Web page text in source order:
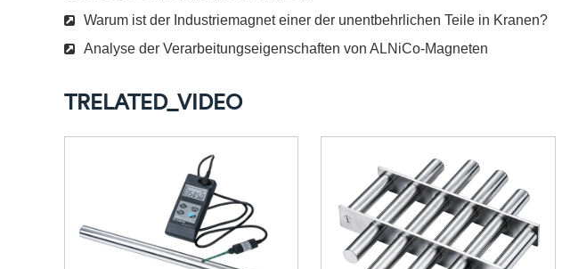
Warum ist der Industriemagnet einer der unentbehrlichen Teile in Kranen?
Analyse der Verarbeitungseigenschaften von ALNiCo-Magneten
TRELATED_VIDEO